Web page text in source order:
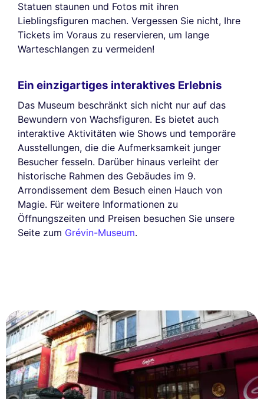
Statuen staunen und Fotos mit ihren
Lieblingsfiguren machen. Vergessen Sie nicht, Ihre
Tickets im Voraus zu reservieren, um lange
Warteschlangen zu vermeiden!
Ein einzigartiges interaktives Erlebnis
Das Museum beschränkt sich nicht nur auf das
Bewundern von Wachsfiguren. Es bietet auch
interaktive Aktivitäten wie Shows und temporäre
Ausstellungen, die die Aufmerksamkeit junger
Besucher fesseln. Darüber hinaus verleiht der
historische Rahmen des Gebäudes im 9.
Arrondissement dem Besuch einen Hauch von
Magie. Für weitere Informationen zu
Öffnungszeiten und Preisen besuchen Sie unsere
Seite zum Grévin-Museum.